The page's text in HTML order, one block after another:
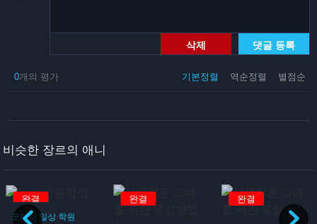
삭제 댓글 등록
기본정렬 역순정렬 별점순
0개의 평가
비슷한 장르의 애니
완결
코미디 일상 학원
완결 완결